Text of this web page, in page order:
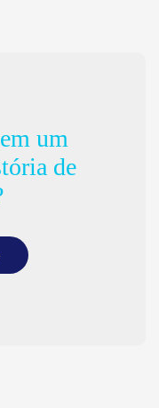
um
de